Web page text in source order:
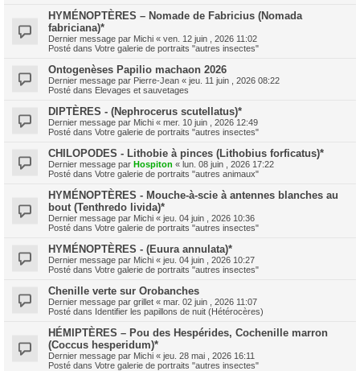
HYMÉNOPTÈRES – Nomade de Fabricius (Nomada
fabriciana)*
Dernier message par Michi « ven. 12 juin , 2026 11:02
Posté dans Votre galerie de portraits "autres insectes"
Ontogenèses Papilio machaon 2026
Dernier message par Pierre-Jean « jeu. 11 juin , 2026 08:22
Posté dans Elevages et sauvetages
DIPTÈRES - (Nephrocerus scutellatus)*
Dernier message par Michi « mer. 10 juin , 2026 12:49
Posté dans Votre galerie de portraits "autres insectes"
CHILOPODES - Lithobie à pinces (Lithobius forficatus)*
Dernier message par Hospiton « lun. 08 juin , 2026 17:22
Posté dans Votre galerie de portraits "autres animaux"
HYMÉNOPTÈRES - Mouche-à-scie à antennes blanches au
bout (Tenthredo livida)*
Dernier message par Michi « jeu. 04 juin , 2026 10:36
Posté dans Votre galerie de portraits "autres insectes"
HYMÉNOPTÈRES - (Euura annulata)*
Dernier message par Michi « jeu. 04 juin , 2026 10:27
Posté dans Votre galerie de portraits "autres insectes"
Chenille verte sur Orobanches
Dernier message par grillet « mar. 02 juin , 2026 11:07
Posté dans Identifier les papillons de nuit (Hétérocères)
HÉMIPTÈRES – Pou des Hespérides, Cochenille marron
(Coccus hesperidum)*
Dernier message par Michi « jeu. 28 mai , 2026 16:11
Posté dans Votre galerie de portraits "autres insectes"